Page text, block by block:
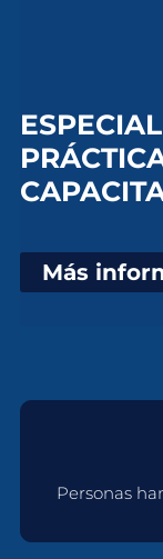
Más
Personas